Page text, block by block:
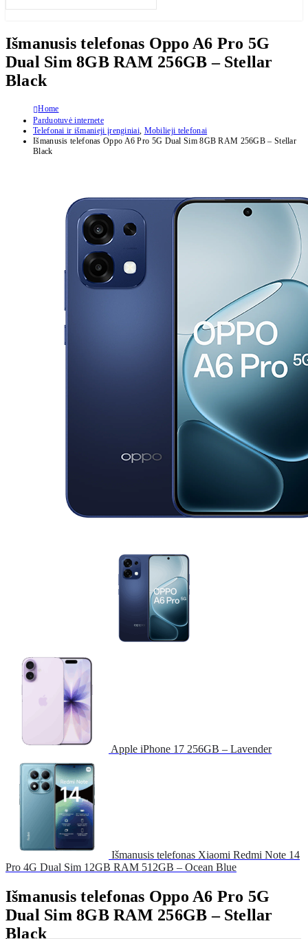
Išmanusis telefonas Oppo A6 Pro 5G
Dual Sim 8GB RAM 256GB – Stellar
Black
Home
Parduotuvė internete
Telefonai ir išmanieji įrenginiai, Mobilieji telefonai
Išmanusis telefonas Oppo A6 Pro 5G Dual Sim 8GB RAM 256GB – Stellar
Black
Apple iPhone 17 256GB – Lavender
Išmanusis telefonas Xiaomi Redmi Note 14
Pro 4G Dual Sim 12GB RAM 512GB – Ocean Blue
Išmanusis telefonas Oppo A6 Pro 5G
Dual Sim 8GB RAM 256GB – Stellar
Black